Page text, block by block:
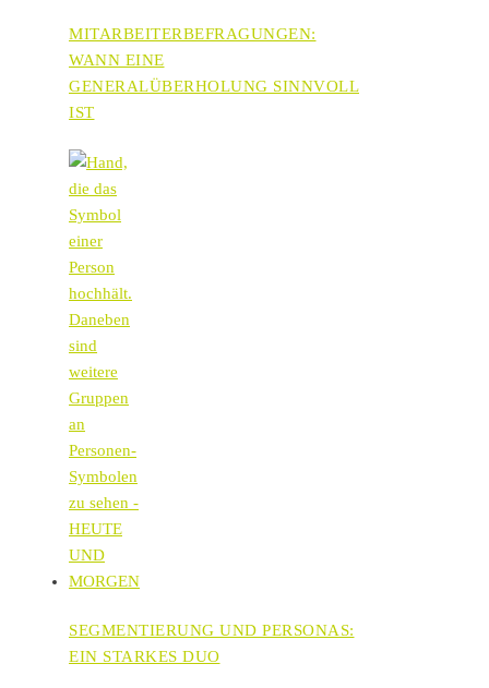
MITARBEITERBEFRAGUNGEN:
WANN EINE
GENERALÜBERHOLUNG SINNVOLL
IST
SEGMENTIERUNG UND PERSONAS:
EIN STARKES DUO